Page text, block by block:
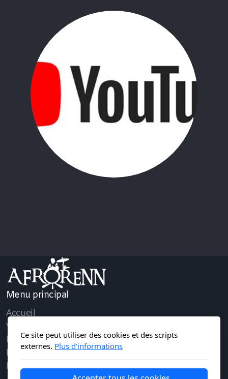
Menu principal
Accueil
Vidéos
Photos
Le projet
Nos activités
Ce site peut utiliser des cookies et des scripts
externes. Plus d'informations